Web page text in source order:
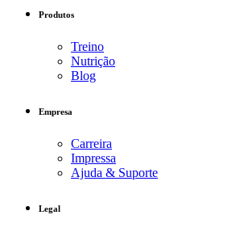
Produtos
Treino
Nutrição
Blog
Empresa
Carreira
Impressa
Ajuda & Suporte
Legal